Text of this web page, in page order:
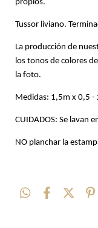
propios.
Tussor liviano.
La producción de
los tonos de colores
la foto.
Medidas: 1,5m x 0,5
CUIDADOS: Se lavan
NO planchar la